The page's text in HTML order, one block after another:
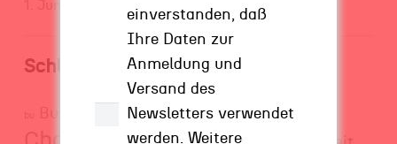
Schlagwörter
Business Transformation Chance
einverstanden, daß
Ihre Daten zur
Anmeldung und
Versand des
Newsletters verwendet
werden. Weitere